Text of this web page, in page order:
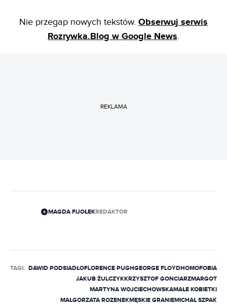
Nie przegap nowych tekstów. Obserwuj serwis
Rozrywka.Blog w Google News.
REKLAMA
MAGDA FIJOŁEKREDAKTOR
TAGI: DAWID PODSIADŁOFLORENCE PUGHGEORGE FLOYDHOMOFOBIA
JAKUB ŻULCZYKKRZYSZTOF GONCIARZMARGOT
MARTYNA WOJCIECHOWSKAMAŁE KOBIETKI
MAŁGORZATA ROZENEKMĘSKIE GRANIEMICHAŁ SZPAK